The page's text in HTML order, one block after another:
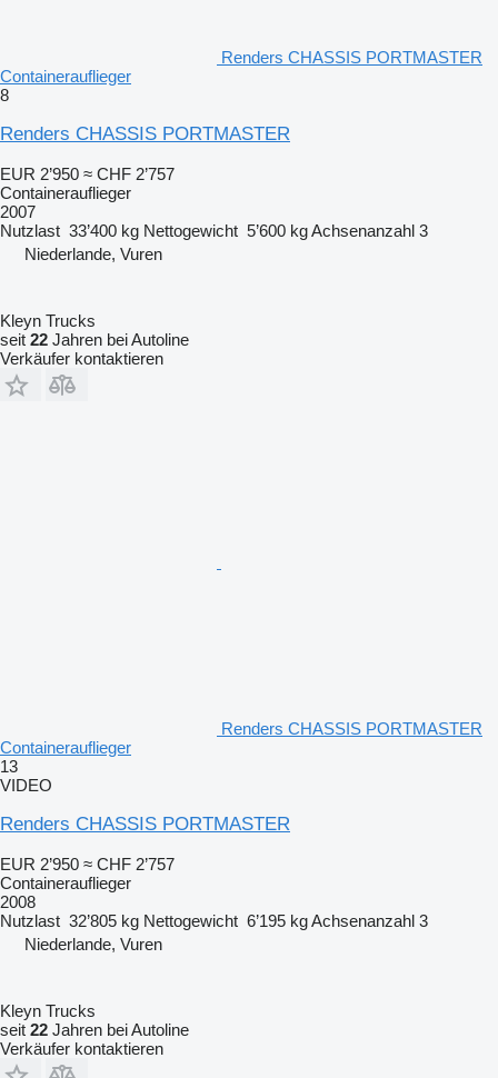
Renders CHASSIS PORTMASTER
Containerauflieger
8
Renders CHASSIS PORTMASTER
EUR 2’950 ≈ CHF 2’757
Containerauflieger
2007
Nutzlast 33’400 kg Nettogewicht 5’600 kgAchsenanzahl 3
Niederlande, Vuren
Kleyn Trucks
seit 22 Jahren bei Autoline
Verkäufer kontaktieren
Renders CHASSIS PORTMASTER
Containerauflieger
13
VIDEO
Renders CHASSIS PORTMASTER
EUR 2’950 ≈ CHF 2’757
Containerauflieger
2008
Nutzlast 32’805 kg Nettogewicht 6’195 kgAchsenanzahl 3
Niederlande, Vuren
Kleyn Trucks
seit 22 Jahren bei Autoline
Verkäufer kontaktieren